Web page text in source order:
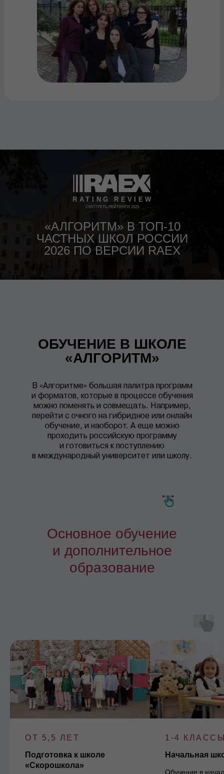
«АЛГОРИТМ» В ТОП-10
ЧАСТНЫХ ШКОЛ РОССИИ
2026 ПО ВЕРСИИ RAEX
СМОТРЕТЬ РЕЙТИНГИ 2025
ОБУЧЕНИЕ В ШКОЛЕ
«АЛГОРИТМ»
В «Алгоритме» большая палитра программ
и форматов, которые в процессе обучения
можно поменять и совмещать. Например,
перейти с очного на гибридное или онлайн
обучение, и наоборот. А еще можно
проходить российскую программу
и готовиться к поступлению
в международный университет или школу.
Основное обучение
и дополнительное
образование
ОТ 5,5 ЛЕТ
Подготовка к школе
«Скорошкола»
1-4
Начальная
Обучение в